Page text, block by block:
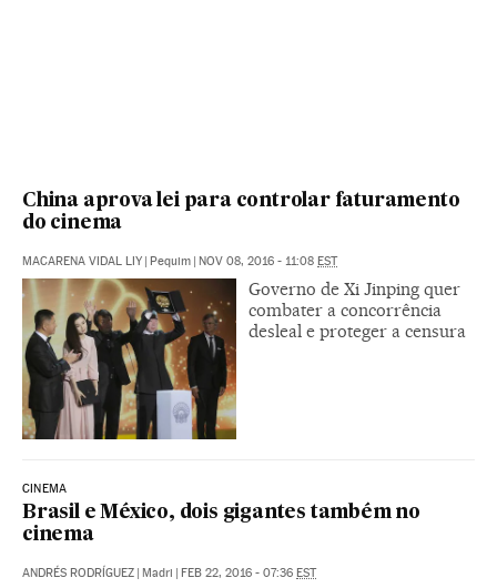
China aprova lei para controlar faturamento
do cinema
MACARENA VIDAL LIY | Pequim | NOV 08, 2016 - 11:08 EST
Governo de Xi Jinping quer
combater a concorrência
desleal e proteger a censura
CINEMA
Brasil e México, dois gigantes também no
cinema
ANDRÉS RODRÍGUEZ | Madri | FEB 22, 2016 - 07:36 EST